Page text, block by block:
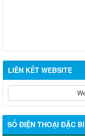
LIÊN KẾT WEBSITE
SỐ ĐIỆN THOẠI ĐẶC